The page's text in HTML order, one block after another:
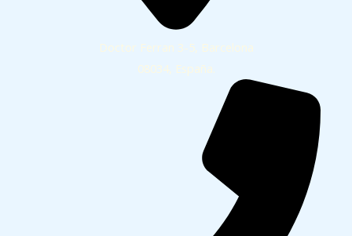
Doctor Ferran 3-5, Barcelona
08034, España.